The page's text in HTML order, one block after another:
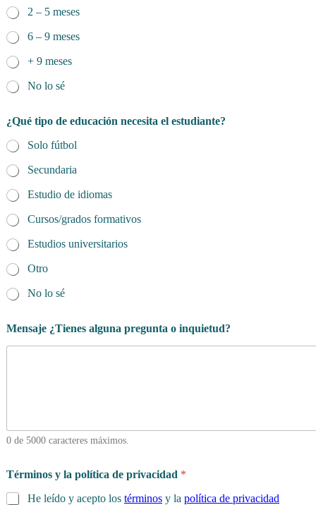
2 – 5 meses
6 – 9 meses
+ 9 meses
No lo sé
¿Qué tipo de educación necesita el estudiante?
Solo fútbol
Secundaria
Estudio de idiomas
Cursos/grados formativos
Estudios universitarios
Otro
No lo sé
Mensaje ¿Tienes alguna pregunta o inquietud?
0 de 5000 caracteres máximos.
Términos y la política de privacidad *
He leído y acepto los términos y la política de privacidad